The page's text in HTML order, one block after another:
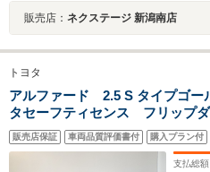
販売店： ネクステージ 新潟南店
トヨタ
アルファード 2.5 S タイプゴ
タセーフティセンス フリップ
ィスプレイオーディオ
ースライドドア パワーバック
販売店保証 車両品質評価書付 購入プラン付
支払総額